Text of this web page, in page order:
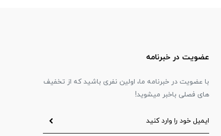
عضویت در خبرنامه
با عضویت در خبرنامه ما، اولین نفری باشید که از تخفیف
های فصلی باخبر میشوید!